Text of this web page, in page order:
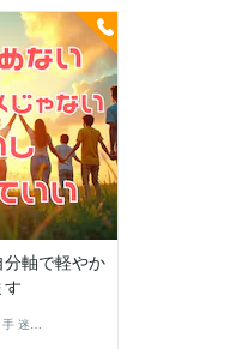
軸で軽やか